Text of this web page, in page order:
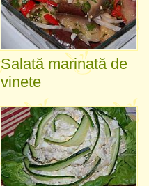
Salată marinată de
vinete